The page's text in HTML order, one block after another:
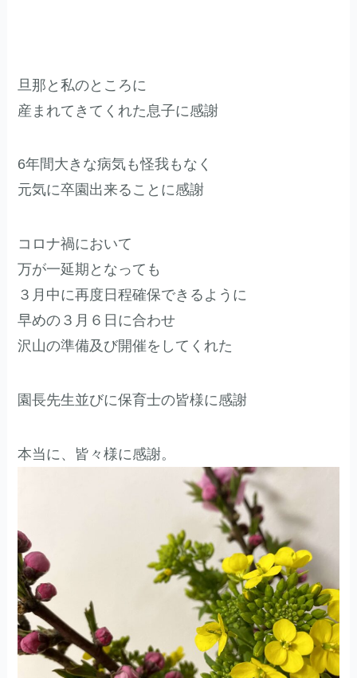
旦那と私のところに
産まれてきてくれた息子に感謝
6年間大きな病気も怪我もなく
元気に卒園出来ることに感謝
コロナ禍において
万が一延期となっても
３月中に再度日程確保できるように
早めの３月６日に合わせ
沢山の準備及び開催をしてくれた
園長先生並びに保育士の皆様に感謝
本当に、皆々様に感謝。